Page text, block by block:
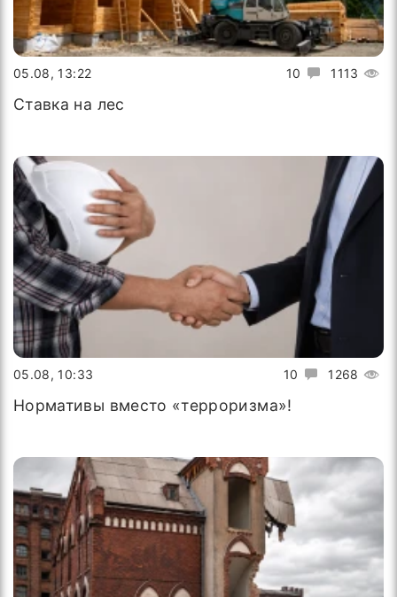
10 1113
05.08, 13:22
Ставка на лес
10 1268
05.08, 10:33
Нормативы вместо «терроризма»!